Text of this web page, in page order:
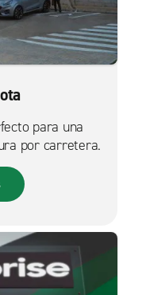
para una
por carretera.